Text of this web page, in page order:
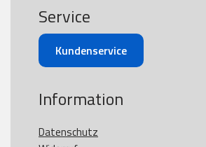
Service
Kundenservice
Information
Datenschutz